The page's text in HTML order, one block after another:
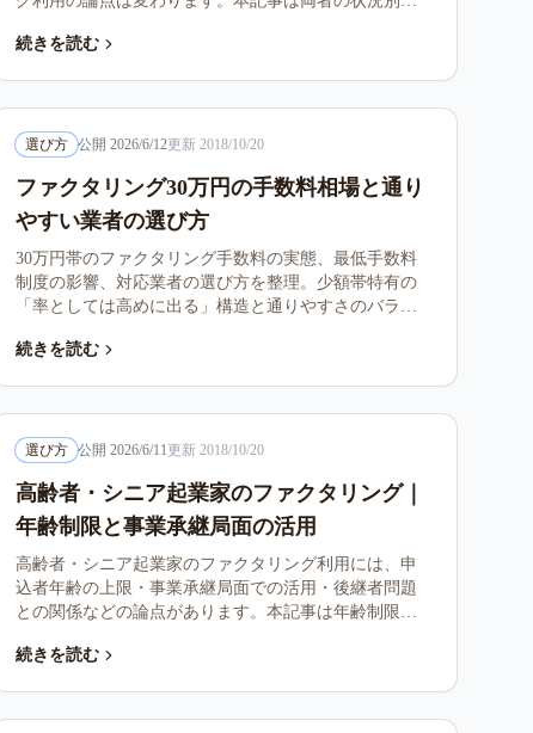
す。
続きを読む
選び方 公開 2026/6/12更新 2018/10/20
ファクタリング30万円の手数料相場と通り
やすい業者の選び方
30万円帯のファクタリング手数料の実態、最低手数料
制度の影響、対応業者の選び方を整理。少額帯特有の
「率としては高めに出る」構造と通りやすさのバラン
続きを読む
選び方 公開 2026/6/11更新 2018/10/20
高齢者・シニア起業家のファクタリング｜
年齢制限と事業承継局面の活用
高齢者・シニア起業家のファクタリング利用には、申
込者年齢の上限・事業承継局面での活用・後継者問題
との関係などの論点があります。本記事は年齢制限の
す。
続きを読む